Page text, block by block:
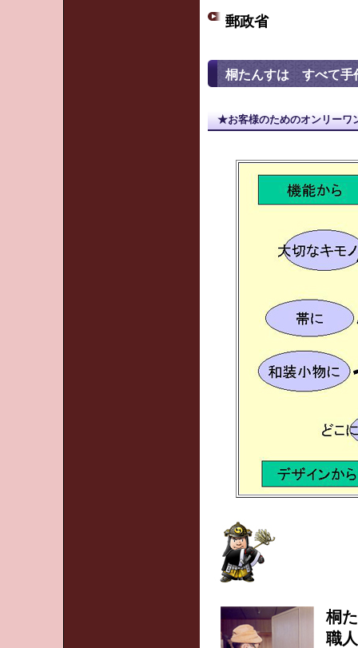
郵政省
桐たんすは すべて
★お客様のためのオンリー
桐
職